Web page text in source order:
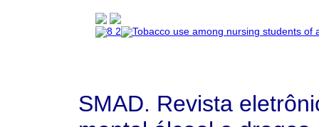
SMAD. Revista